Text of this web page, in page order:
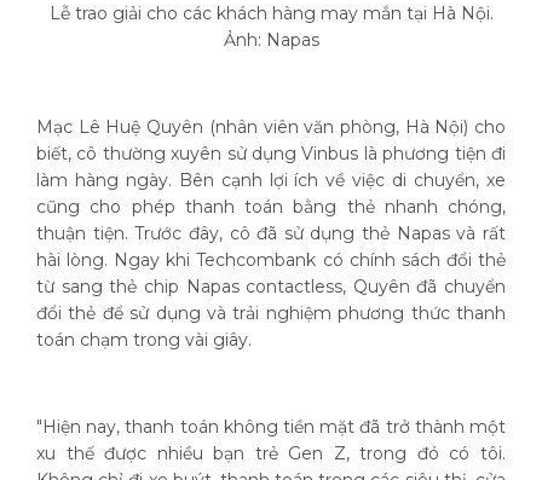
Lễ trao giải cho các khách hàng may mắn tại Hà Nội.
Ảnh: Napas
Mạc Lê Huệ Quyên (nhân viên văn phòng, Hà Nội) cho
biết, cô thường xuyên sử dụng Vinbus là phương tiện đi
làm hàng ngày. Bên cạnh lợi ích về việc di chuyển, xe
cũng cho phép thanh toán bằng thẻ nhanh chóng,
thuận tiện. Trước đây, cô đã sử dụng thẻ Napas và rất
hài lòng. Ngay khi Techcombank có chính sách đổi thẻ
từ sang thẻ chip Napas contactless, Quyên đã chuyển
đổi thẻ để sử dụng và trải nghiệm phương thức thanh
toán chạm trong vài giây.
"Hiện nay, thanh toán không tiền mặt đã trở thành một
xu thế được nhiều bạn trẻ Gen Z, trong đó có tôi.